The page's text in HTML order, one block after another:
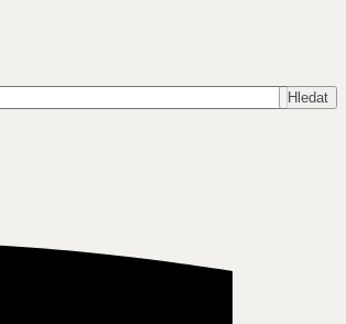
Hledat